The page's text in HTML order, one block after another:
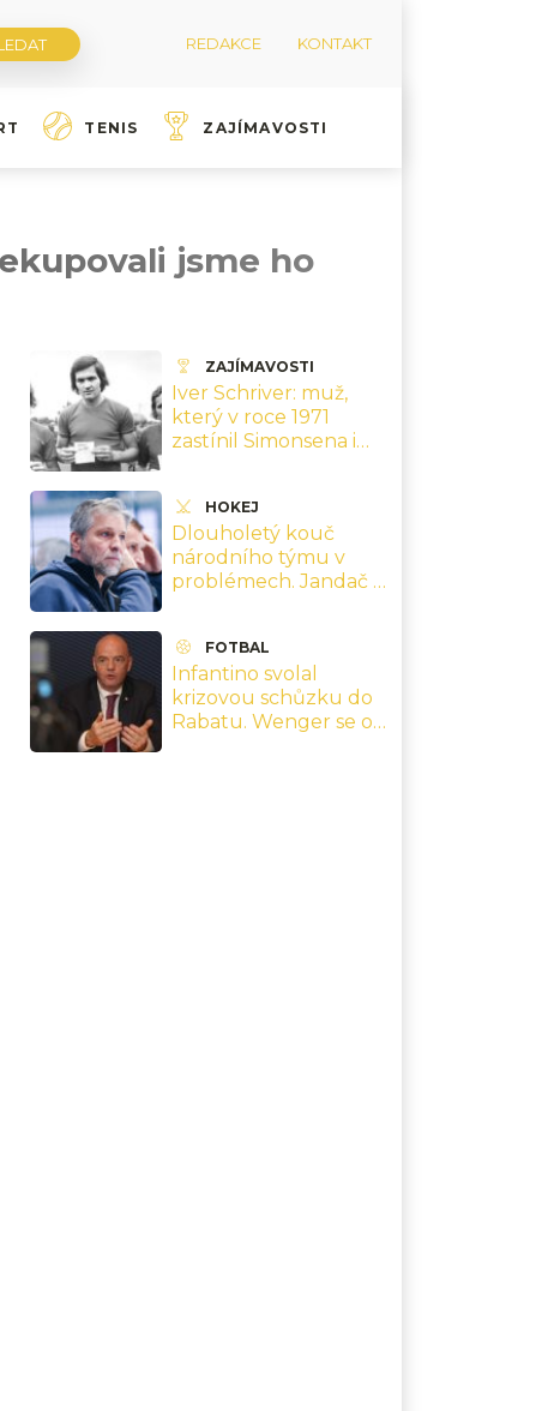
REDAKCE KONTAKT
TENIS ZAJÍMAVOSTI
jsme ho
ZAJÍMAVOSTI
Iver Schriver: muž,
který v roce 1971
zastínil Simonsena i
HOKEJ
Dlouholetý kouč
národního týmu v
problémech. Jandač si
trénovat
FOTBAL
Infantino svolal
krizovou schůzku do
Rabatu. Wenger se od